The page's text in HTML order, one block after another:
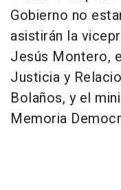
Gobierno no
asistirán la
Jesús Montero,
Justicia y
Bolaños, y el
Memoria